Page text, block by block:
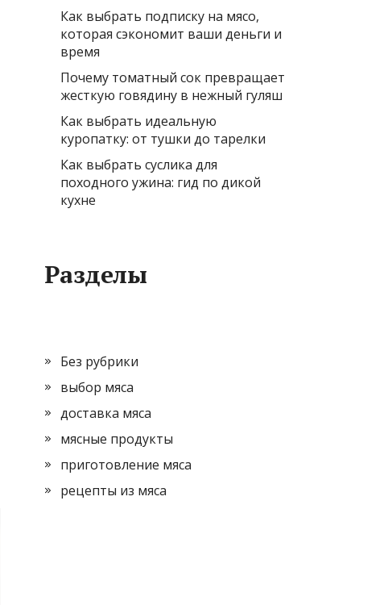
Как выбрать подписку на мясо,
которая сэкономит ваши деньги и
время
Почему томатный сок превращает
жесткую говядину в нежный гуляш
Как выбрать идеальную
куропатку: от тушки до тарелки
Как выбрать суслика для
походного ужина: гид по дикой
кухне
Разделы
Без рубрики
выбор мяса
доставка мяса
мясные продукты
приготовление мяса
рецепты из мяса